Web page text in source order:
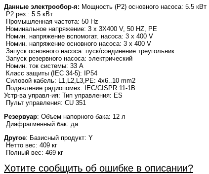
Данные электрообор-я: Мощность (Р2) основного насоса: 5.5 кВт
P2 рез.: 5.5 кВт
Промышленная частота: 50 Hz
Номинальное напряжение: 3 x 3X400 V, 50 HZ, PE
Номин. напряжение вспомогат. насоса: 3 x 400 V
Номин. напряжение основного насоса: 3 x 400 V
Запуск основного насоса: пуск/соединение треугольник
Запуск резервного насоса: электрический
Номин. ток системы: 33 A
Класс защиты (IEC 34-5): IP54
Силовой кабель: L1,L2,L3,PE: 4x6..10 mm2
Подавление радиопомех: IEC/CISPR 11-1B
Устр-ва управл-ия: Тип управления: ES
Пульт управления: CU 351
Резервуар: Объем напорного бака: 12 л
Диафрагменный бак: да
Другое: Базисный продукт: Y
Нетто вес: 409 кг
Полный вес: 469 кг
Хотите сообщить об ошибке в описании?